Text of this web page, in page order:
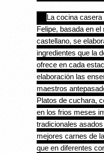
La cocina
Felipe, basada en
castellano, se
ingredientes que la
ofrece en cada
elaboración las
maestros
Platos de cuchara,
en los frios meses
tradicionales
mejores carnes de
que en diferentes